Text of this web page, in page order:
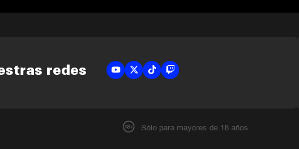
redes
Sólo para mayores de 18 años.